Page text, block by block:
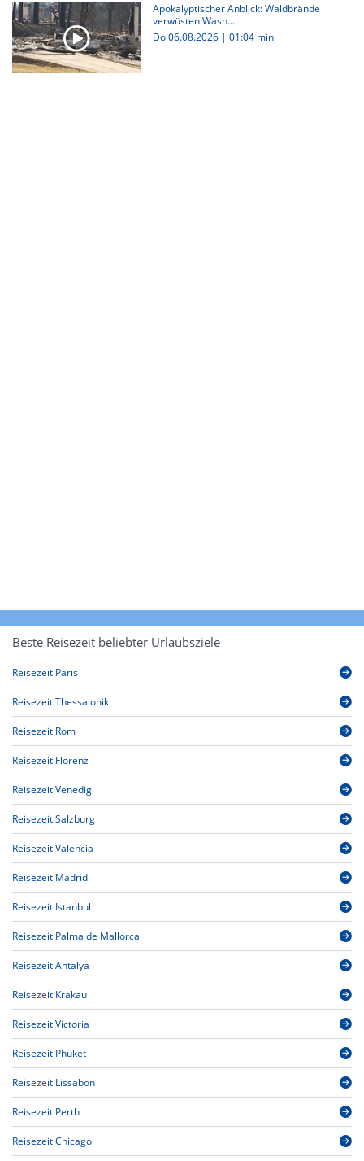
Apokalyptischer Anblick: Waldbrände
verwüsten Wash...
Do 06.08.2026 | 01:04 min
Beste Reisezeit beliebter Urlaubsziele
Reisezeit Paris
Reisezeit Thessaloniki
Reisezeit Rom
Reisezeit Florenz
Reisezeit Venedig
Reisezeit Salzburg
Reisezeit Valencia
Reisezeit Madrid
Reisezeit Istanbul
Reisezeit Palma de Mallorca
Reisezeit Antalya
Reisezeit Krakau
Reisezeit Victoria
Reisezeit Phuket
Reisezeit Lissabon
Reisezeit Perth
Reisezeit Chicago